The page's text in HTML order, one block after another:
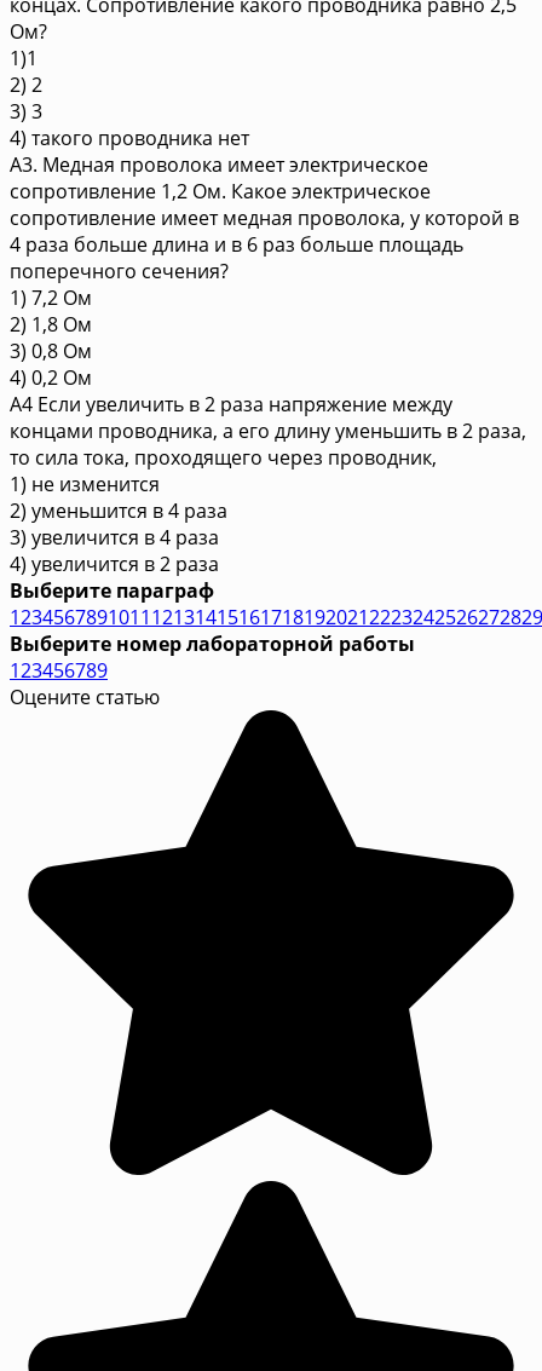
Ом?
1)1
2) 2
3) 3
4) такого проводника нет
A3. Медная проволока имеет электрическое
сопротивление 1,2 Ом. Какое электрическое
сопротивление имеет медная проволока, у которой в
4 раза больше длина и в 6 раз больше площадь
поперечного сечения?
1) 7,2 Ом
2) 1,8 Ом
3) 0,8 Ом
4) 0,2 Ом
A4 Если увеличить в 2 раза напряжение между
концами проводника, а его длину уменьшить в 2 раза,
то сила тока, проходящего через проводник,
1) не изменится
2) уменьшится в 4 раза
3) увеличится в 4 раза
4) увеличится в 2 раза
Выберите параграф
1234567891011121314151617181920212223242526272829
Выберите номер лабораторной работы
123456789
Оцените статью